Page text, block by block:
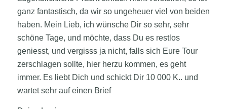
ganz fantastisch, da wir so ungeheuer viel von beiden
haben. Mein Lieb, ich wünsche Dir so sehr, sehr
schöne Tage, und möchte, dass Du es restlos
geniesst, und vergisss ja nicht, falls sich Eure Tour
zerschlagen sollte, hier herzu kommen, es geht
immer. Es liebt Dich und schickt Dir 10 000 K.. und
wartet sehr auf einen Brief